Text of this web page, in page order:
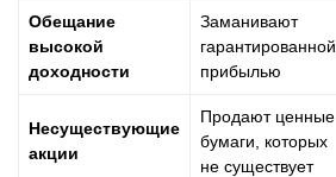
Обещание
высокой
доходности
Заманивают
гарантированной
прибылью
Несуществующие
акции
Продают ценные
бумаги, которых
не существует